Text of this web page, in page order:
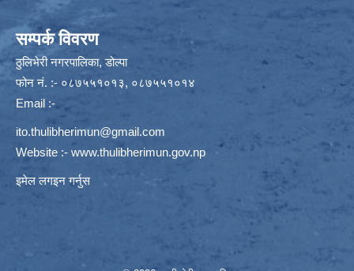
सम्पर्क विवरण
ठुलिभेरी नगरपालिका, डोल्पा
फोन नं. :- ०८७५५१०१३, ०८७५५१०१४
Email :-
ito.thulibherimun@gmail.com
Website :- www.thulibherimun.gov.np
इमेल लगइन गर्नुस